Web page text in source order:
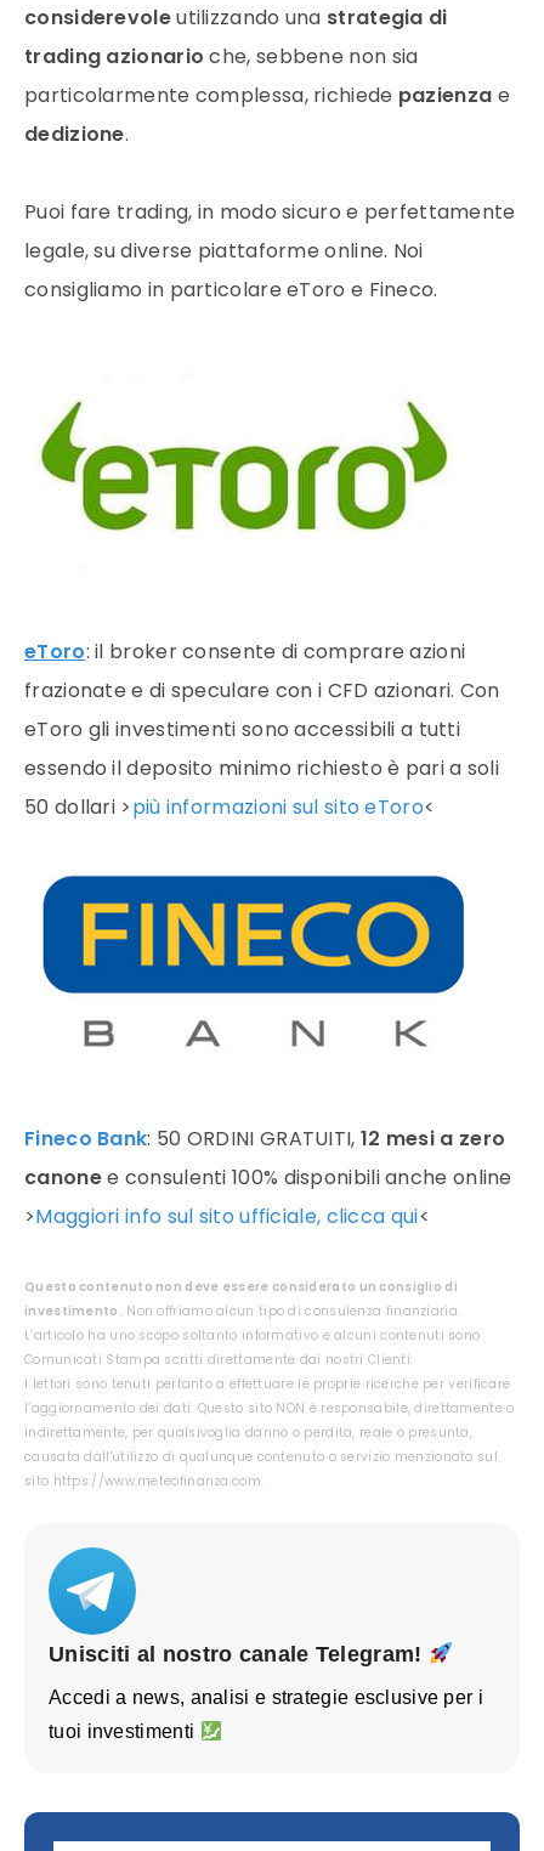
considerevoleutilizzando una strategia di
trading azionario che, sebbene non sia
particolarmente complessa, richiede pazienza e
dedizione.
Puoi fare trading, in modo sicuro e perfettamente
legale, su diverse piattaforme online. Noi
consigliamo in particolare eToro e Fineco.
eToro: il broker consente di comprare azioni
frazionate e di speculare con i CFD azionari. Con
eToro gli investimenti sono accessibili a tutti
essendo il deposito minimo richiesto è pari a soli
50 dollari >più informazioni sul sito eToro<
Fineco Bank: 50 ORDINI GRATUITI, 12 mesi a zero
canonee consulenti 100% disponibili anche online
>Maggiori info sul sito ufficiale, clicca qui<
Questo contenuto non deve essere considerato un consiglio di
investimento. Non offriamo alcun tipo di consulenza finanziaria.
L’articolo ha uno scopo soltanto informativo e alcuni contenuti sono
Comunicati Stampa scritti direttamente dai nostri Clienti.
I lettori sono tenuti pertanto a effettuare le proprie ricerche per verificare
l’aggiornamento dei dati. Questo sito NON è responsabile, direttamente o
indirettamente, per qualsivoglia danno o perdita, reale o presunta,
causata dall'utilizzo di qualunque contenuto o servizio menzionato sul
sito https://www.meteofinanza.com.
Unisciti al nostro canale Telegram!
Accedi a news, analisi e strategie esclusive per i
tuoi investimenti